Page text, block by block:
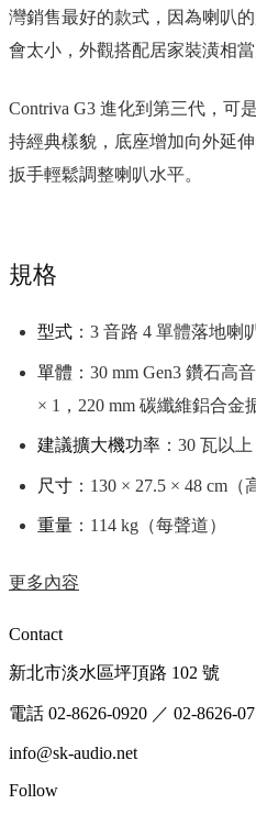
灣銷售最好的款式，因為喇叭
會太小，外觀搭配居家裝潢相當
Contriva G3 進化到第三代，可
持經典樣貌，底座增加向外延
扳手輕鬆調整喇叭水平。
規格
型式：3 音路 4 單體落地喇
單體 ：30 mm Gen3 鑽石高
× 1，220 mm 碳纖維鋁合金
建議擴大機功率：30 瓦以上
尺寸：130 × 27.5 × 48 cm（
重量：114 kg（每聲道）
更多內容
Contact
新北市淡水區坪頂路 102 號
電話 02-8626-0920 ／ 02-8626-
info@sk-audio.net
Follow